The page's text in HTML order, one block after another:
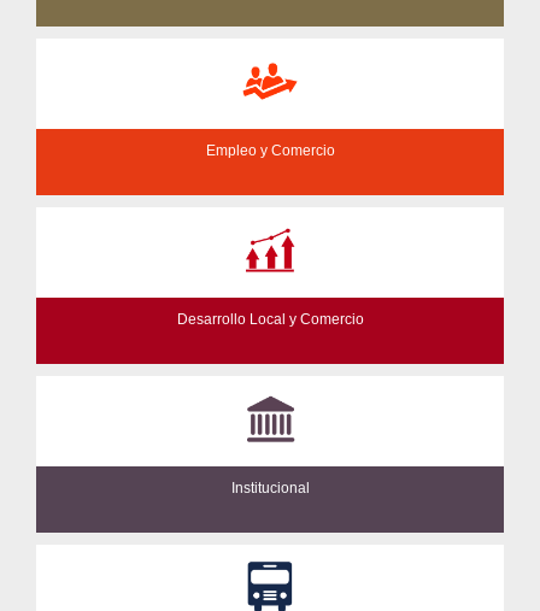
Empleo y Comercio
Desarrollo Local y Comercio
Institucional